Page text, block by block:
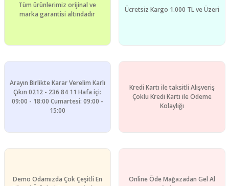
Tüm ürünlerimiz orijinal ve
marka garantisi altındadır
Ücretsiz Kargo 1.000 TL ve Üzeri
Arayın Birlikte Karar Verelim Karlı
Çıkın 0212 - 236 84 11 Hafa içi:
09:00 - 18:00 Cumartesi: 09:00 -
15:00
Kredi Kartı ile taksitli Alışveriş
Çoklu Kredi Kartı ile Ödeme
Kolaylığı
Demo Odamızda Çok Çeşitli En
Online Öde Mağazadan Gel Al